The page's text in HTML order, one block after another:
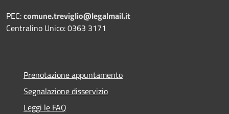
PEC:comune.treviglio@legalmail.it
Centralino Unico: 0363 3171
Prenotazione appuntamento
Segnalazione disservizio
Leggi le FAQ